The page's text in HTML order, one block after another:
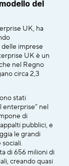
del
UK, ha
imprese
UK è un
nel Regno
circa 2,3
stati
enterprise” nel
di
pubblici, e
le grandi
di 656 milioni di
creando quasi